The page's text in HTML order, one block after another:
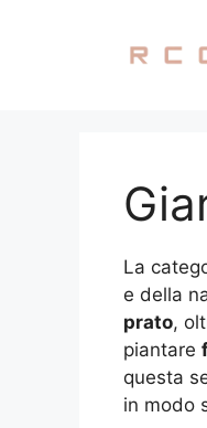
La
e della
prato,
piantare
questa
in modo